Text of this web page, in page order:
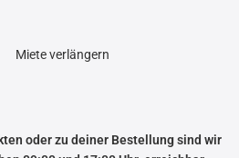
Miete verlängern
oder zu deiner Bestellung sind wir